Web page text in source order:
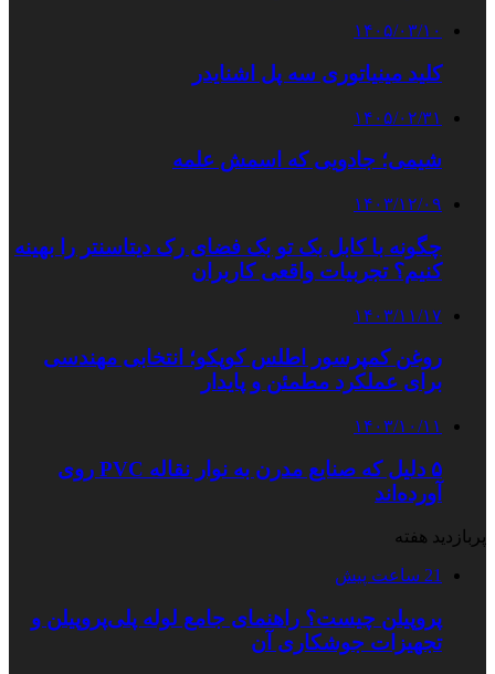
۱۴۰۵/۰۳/۱۰
کلید مینیاتوری سه پل اشنایدر
۱۴۰۵/۰۲/۳۱
شیمی؛ جادویی که اسمش علمه
۱۴۰۳/۱۲/۰۹
چگونه با کابل بک تو بک فضای رک دیتاسنتر را بهینه
کنیم؟ تجربیات واقعی کاربران
۱۴۰۳/۱۱/۱۷
روغن کمپرسور اطلس کوپکو؛ انتخابی مهندسی
برای عملکرد مطمئن و پایدار
۱۴۰۳/۱۰/۱۱
۵ دلیل که صنایع مدرن به نوار نقاله PVC روی
آورده‌اند
پربازدید هفته
21 ساعت پیش
پروپیلن چیست؟ راهنمای جامع لوله پلی‌پروپیلن و
تجهیزات جوشکاری آن